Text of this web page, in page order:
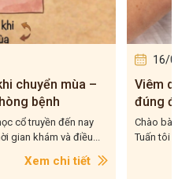
Bà con hiểu
lại là tình trạng mà
hơn 20...
Xem chi tiết
16/
5 bài
–
Chào bà
tôi gặp